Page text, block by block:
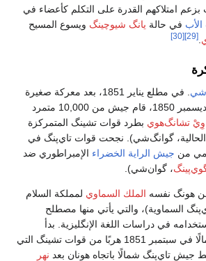
بزعم امتلاكهم القدرة على التكلم كأعضاء في
في حالة يانگ شيوچينگ ويسوع المسيح
[29]
[30]
. في مطلع يناير 1851، بعد معركة صغيرة
انتهت بنصر في أواخر ديسمبر 1850، قام جيش من 10,000 متمرد
وِيْ تشانگ‌هوي بطرد قوات تشينگ المتمركزة
الحالية، گوانگ‌شي). نجحت قوات تاي‌پنگ في
من جيش الراية الخضراء الإمبراطوري ضد
، گوان‌شي).
الملك السماوي لمملكة السلام
السماوية)، والتي يأتي منها مصطلح
في دراسات اللغة الإنگليزية. بدأ
التاي‌پنگ في السير شمالًا في سبتمبر 1851 هربًا من قوات تشينگ التي
تاي‌پنگ شمالًا باتجاه هونان بعد نهر